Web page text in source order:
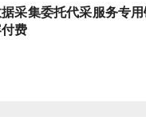
采集委托代采服务专
费